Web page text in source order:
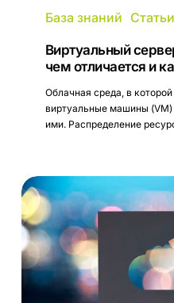
База знаний Статьи
Виртуальный
чем отличается и
Облачная среда, в
виртуальные машины (VM)
ими. Распределение
Мост
к
облакам:
сценарии
и
план
внедрения